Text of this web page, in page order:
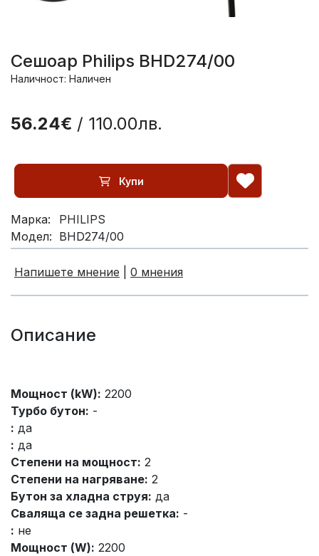
Сешоар Philips BHD274/00
Наличност: Наличен
56.24€ / 110.00лв.
Купи
Марка:
PHILIPS
Модел: BHD274/00
Напишете мнение 0 мнения
Описание
Мощност (kW): 2200
Турбо бутон: -
: да
: да
Степени на мощност: 2
Степени на нагряване: 2
Бутон за хладна струя: да
Сваляща се задна решетка: -
: не
Мощност (W): 2200